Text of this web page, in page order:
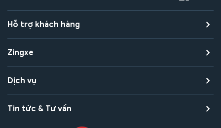
Hỗ trợ khách hàng
Zingxe
Dịch vụ
Tin tức & Tư vấn